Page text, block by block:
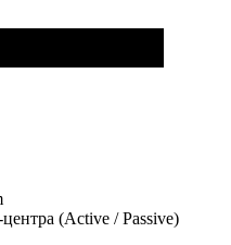
(Active / Passive)